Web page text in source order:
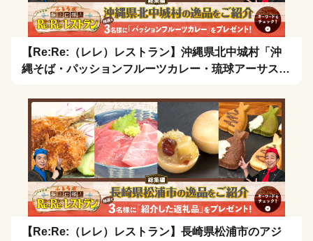
【Re:Re:（レレ）レストラン】沖縄県北中城村「沖
縄そば・パッションフルーツカレー・琉球アーサスー
【Re:Re:（レレ）レストラン】長崎県松浦市のアジ